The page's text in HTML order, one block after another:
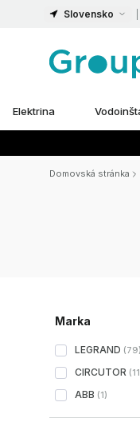
Slovensko
Elektrina
Domovská stránka
Marka
LEGRAND (79)
CIRCUTOR (11
ABB (1)